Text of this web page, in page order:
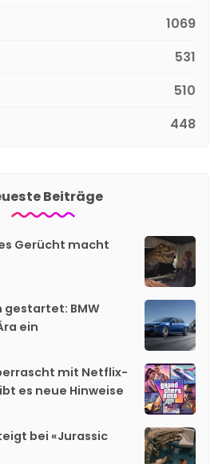
1069
531
510
448
Beiträge
Gerücht macht
gestartet: BMW
ein
mit Netflix-
es neue Hinweise
bei «Jurassic